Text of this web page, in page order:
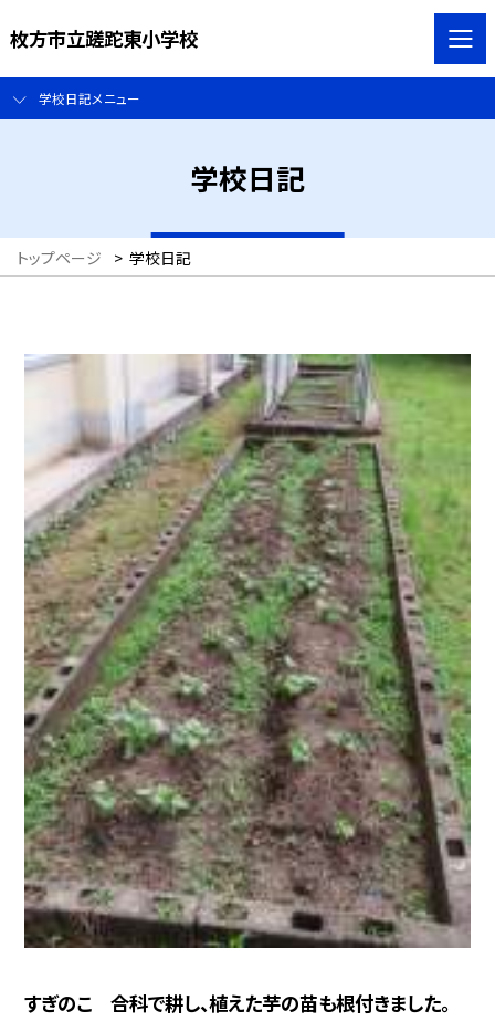
枚方市立蹉跎東小学校
学校日記メニュー
学校日記
トップページ > 学校日記
すぎのこ 合科で耕し、植えた芋の苗も根付きました。